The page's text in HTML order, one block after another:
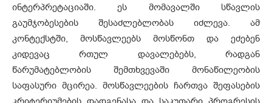
ინტერპრეტაციაში. ეს მომავალში სწავლის
გაუმჯობესების შესაძლებლობას იძლევა. ამ
კონტექსტში, მოსწავლეებს მოსწონთ და ეძებენ
კიდევაც რთულ დავალებებს, რადგან
წარუმატებლობის შემთხვევაში მონაწილეობის
საფასური მცირეა. მოსწავლეების ჩართვა შეფასების